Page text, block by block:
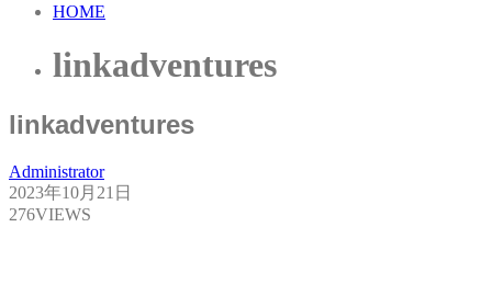
HOME
linkadventures
linkadventures
Administrator
2023年10月21日
276VIEWS